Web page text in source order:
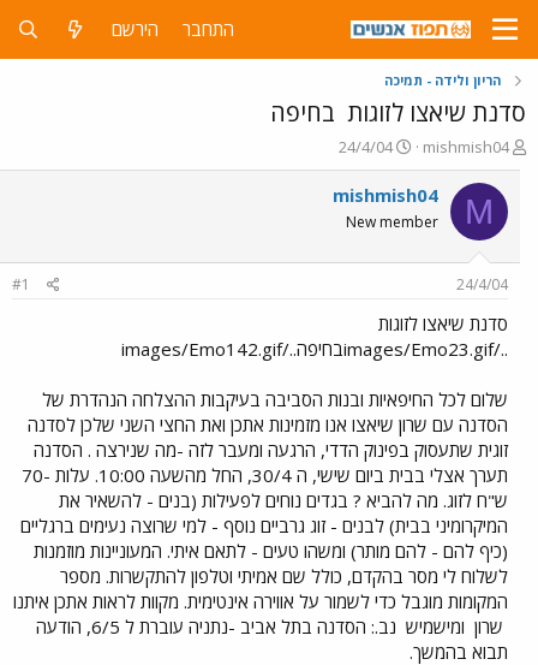
התחבר הירשם
הריון ולידה - תמיכה
סדנת שיאצו לזוגות בחיפה
פ
ו
ת
ח
ה
ש
א
mishmish04
פ
ו
ר
ם
ר
ך
24/4/04
M
mishmish04
New member
24/4/04
#1
סדנת שיאצו לזוגות
../images/Emo23.gifבחיפה../images/Emo142.gif
שלום לכל החיפאיות ובנות הסביבה בעיקבות ההצלחה הנהדרת של
הסדנה עם שרון שיאצו אנו מזמינות אתכן ואת החצי השני שלכן לסדנה
זוגית שתעסוק בפינוק הדדי, הרגעה ומעבר לזה -מה שנירצה . הסדנה
תערך אצלי בבית ביום שישי, ה 30/4, החל מהשעה 10:00. עלות -70
ש"ח לזוג. מה להביא ? בגדים נוחים לפעילות (בנים - להשאיר את
המיקרומיני בבית) לבנים - זוג גרביים נוסף - למי שרוצה נעימים ברגליים
(כיף להם - להם מותר) ומשהו טעים - לתאם איתי. המעוניינות מוזמנות
לשלוח לי מסר בהקדם, כולל שם אמיתי וטלפון להתקשרות. מספר
המקומות מוגבל כדי לשמור על אווירה אינטימית. מקוות לראות אתכן איתנו
שרון ומישמיש
נב.: הסדנה בתל אביב -נתניה עוברת ל 6/5, הודעה
תבוא בהמשך.